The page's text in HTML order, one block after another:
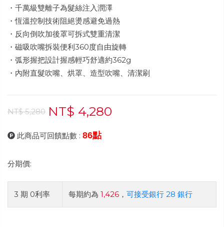
・千萬級雙離子為髮絲注入潤澤
・恆溫控制技術阻絕燙感避免過熱
・反向倒吹加後罩可拆式雙重清潔
・磁吸吹嘴拆裝便利360度自由旋轉
・弧形握把設計握感輕巧舒適約362g
・內附直髮吹嘴、烘罩、造型吹嘴、清潔刷
NT$ 5,280 NT$ 4,280
此商品可回饋點數 : 86點
分期價:
3 期 0利率 每期約為 1,426 ， 可接受銀行 28 銀行